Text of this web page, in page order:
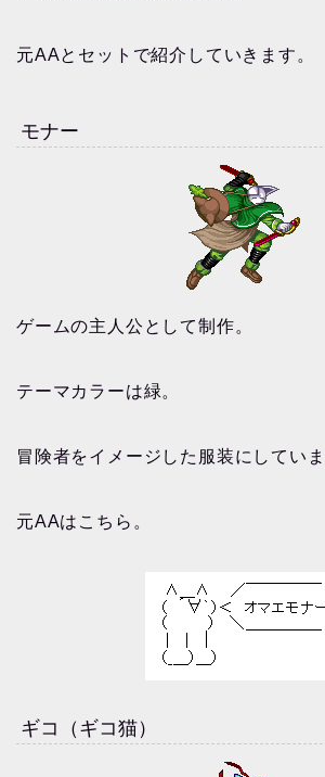
元AAとセットで紹介していきます。
モナー
ゲームの主人公として制作。
テーマカラーは緑。
冒険者をイメージした服装にしていま
元AAはこちら。
ギコ（ギコ猫）